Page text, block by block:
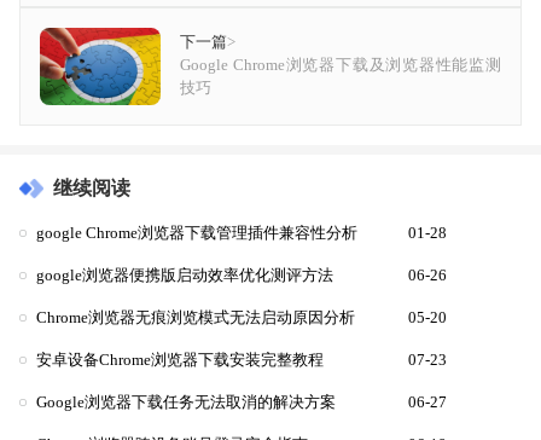
下一篇>
Google Chrome浏览器下载及浏览器性能监测
技巧
继续阅读
google Chrome浏览器下载管理插件兼容性分析 01-28
google浏览器便携版启动效率优化测评方法 06-26
Chrome浏览器无痕浏览模式无法启动原因分析 05-20
安卓设备Chrome浏览器下载安装完整教程 07-23
Google浏览器下载任务无法取消的解决方案 06-27